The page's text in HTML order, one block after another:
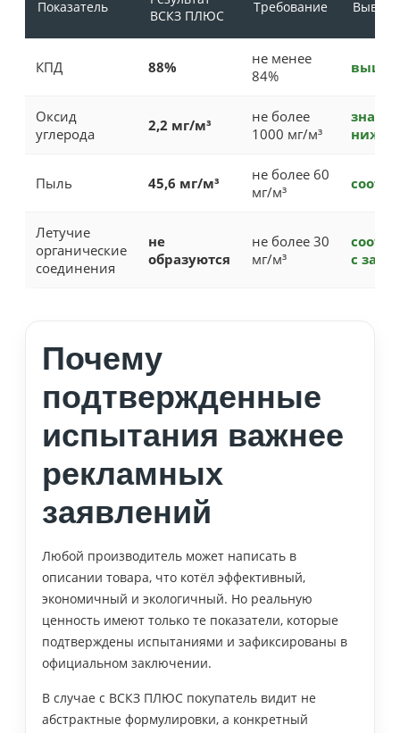
Показатель
ВСКЗ ПЛЮС
Требование Вывод
КПД 88%
не менее
84%
выше
Оксид
углерода
2,2 мг/м³
не более
1000 мг/м³
ниже
Пыль 45,6 мг/м³
не более 60
мг/м³
Летучие
органические
соединения
не
образуются
не более 30
мг/м³
с
Почему
подтвержденные
испытания важнее
рекламных
заявлений
Любой производитель может написать в
описании товара, что котёл эффективный,
экономичный и экологичный. Но реальную
ценность имеют только те показатели, которые
подтверждены испытаниями и зафиксированы в
официальном заключении.
В случае с ВСКЗ ПЛЮС покупатель видит не
абстрактные формулировки, а конкретный